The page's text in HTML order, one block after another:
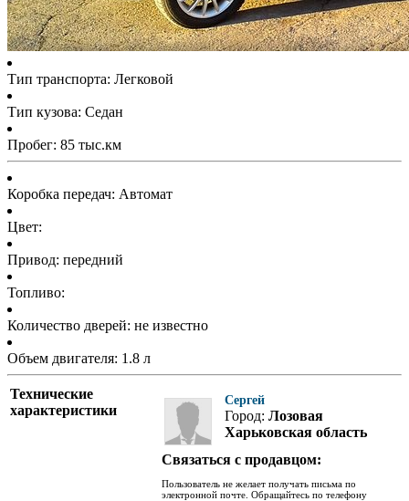
Тип транспорта: Легковой
Тип кузова: Седан
Пробег: 85 тыс.км
Коробка передач: Автомат
Цвет:
Привод: передний
Топливо:
Количество дверей: не известно
Объем двигателя: 1.8 л
Технические
характеристики
Сергей
Город: Лозовая
Харьковская область
Связаться с продавцом:
Пользователь не желает получать письма по
электронной почте. Обращайтесь по телефону